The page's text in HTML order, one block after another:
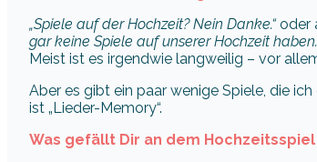
„Spiele auf der Hochzeit? Nein Danke.“ oder
gar keine Spiele auf unserer Hochzeit
Meist ist es irgendwie langweilig – vor
Aber es gibt ein paar wenige Spiele, die
ist „Lieder-Memory“.
Was gefällt Dir an dem Hochzeitsspiel